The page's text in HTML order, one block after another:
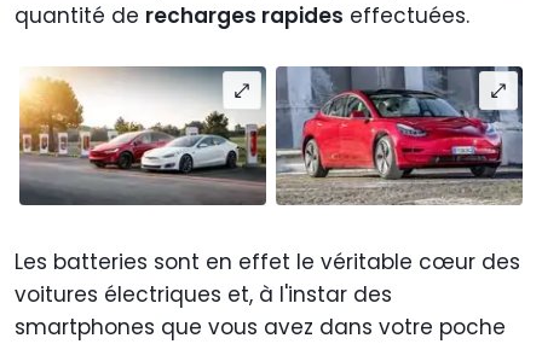
quantité de recharges rapides effectuées.
Les batteries sont en effet le véritable cœur des
voitures électriques et, à l'instar des
smartphones que vous avez dans votre poche